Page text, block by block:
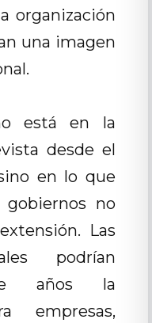
organización
una imagen
está en la
desde el
en lo que
no
Las
podrían
años la
empresas,